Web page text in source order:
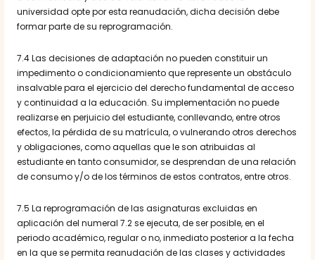
universidad opte por esta reanudación, dicha decisión debe
formar parte de su reprogramación.
7.4 Las decisiones de adaptación no pueden constituir un
impedimento o condicionamiento que represente un obstáculo
insalvable para el ejercicio del derecho fundamental de acceso
y continuidad a la educación. Su implementación no puede
realizarse en perjuicio del estudiante, conllevando, entre otros
efectos, la pérdida de su matrícula, o vulnerando otros derechos
y obligaciones, como aquellas que le son atribuidas al
estudiante en tanto consumidor, se desprendan de una relación
de consumo y/o de los términos de estos contratos, entre otros.
7.5 La reprogramación de las asignaturas excluidas en
aplicación del numeral 7.2 se ejecuta, de ser posible, en el
periodo académico, regular o no, inmediato posterior a la fecha
en la que se permita reanudación de las clases y actividades